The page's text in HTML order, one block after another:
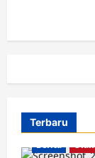
Terbaru
Berita